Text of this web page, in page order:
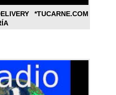
*TUCARNE.COM